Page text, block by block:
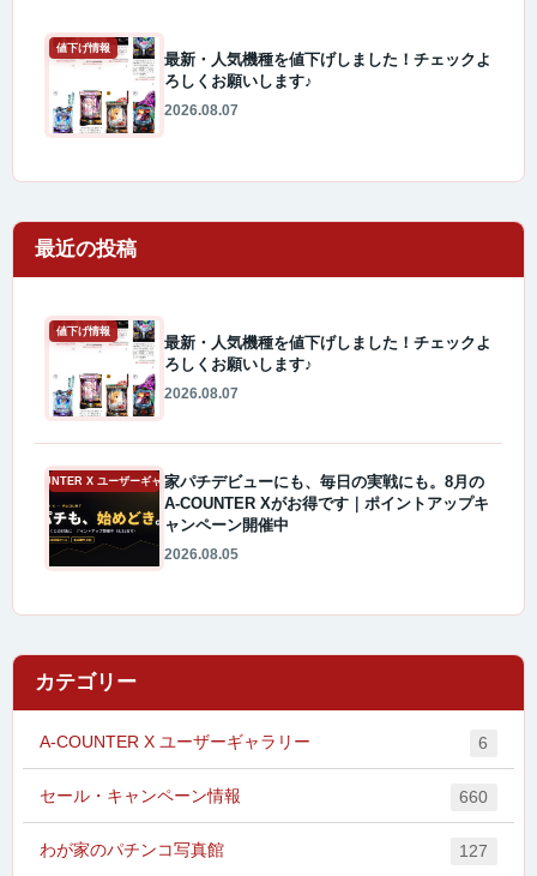
値下げ情報
最新・人気機種を値下げしました！チェックよ
ろしくお願いします♪
2026.08.07
最近の投稿
値下げ情報
最新・人気機種を値下げしました！チェックよ
ろしくお願いします♪
2026.08.07
A-COUNTER X ユーザーギャラリー家パチデビューにも、毎日の実戦にも。8月の
A-COUNTER Xがお得です｜ポイントアップキ
ャンペーン開催中
2026.08.05
カテゴリー
A-COUNTER X ユーザーギャラリー 6
セール・キャンペーン情報 660
わが家のパチンコ写真館 127